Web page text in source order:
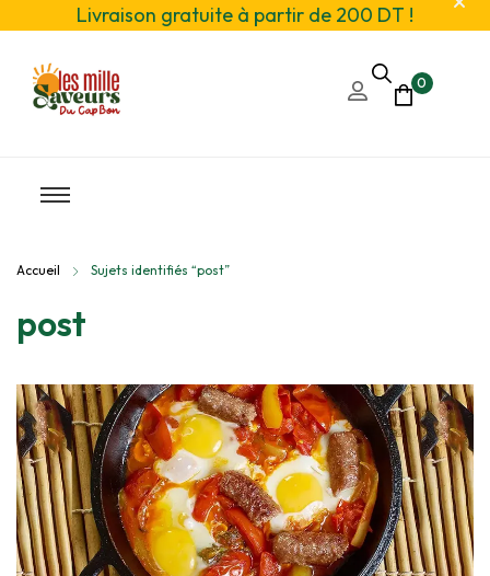
Livraison gratuite à partir de 200 DT !
0
Accueil Sujets identifiés “post”
post